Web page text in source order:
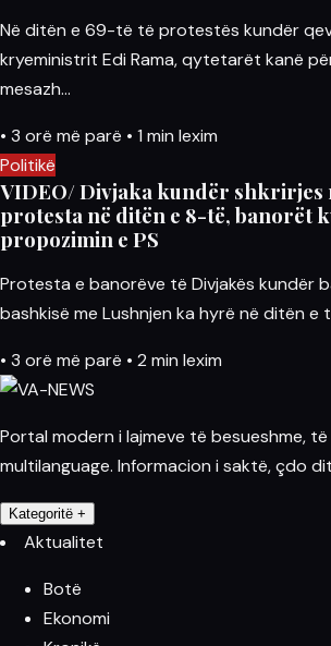
Në ditën e 69-të të protestës kundër
kryeministrit Edi Rama, qytetarët kanë
mesazh…
• 3 orë më parë • 1 min lexim
Politikë
VIDEO/ Divjaka kundër shkrirjes
protesta në ditën e 8-të, banorët
propozimin e PS
Protesta e banorëve të Divjakës kundër
bashkisë me Lushnjen ka hyrë në ditën e
• 3 orë më parë • 2 min lexim
Portal modern i lajmeve të besueshme,
multilanguage. Informacion i saktë, çdo
Kategoritë +
Aktualitet
Botë
Ekonomi